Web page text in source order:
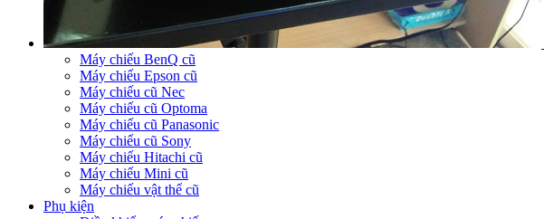
Máy chiếu BenQ cũ
Máy chiếu Epson cũ
Máy chiếu cũ Nec
Máy chiếu cũ Optoma
Máy chiếu cũ Panasonic
Máy chiếu cũ Sony
Máy chiếu Hitachi cũ
Máy chiếu Mini cũ
Máy chiếu vật thể cũ
Phụ kiện